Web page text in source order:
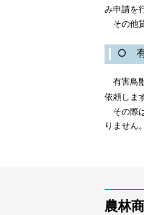
み申請を
その他
○ 有
有害鳥
依頼しま
その際
りません。
農林